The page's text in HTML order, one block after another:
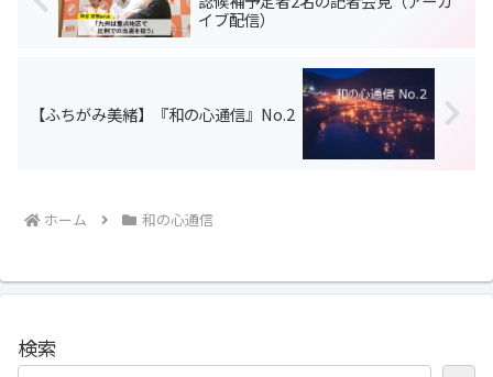
イブ配信）
【ふちがみ美緒】『和の心通信』No.2
ホーム 和の心通信
検索